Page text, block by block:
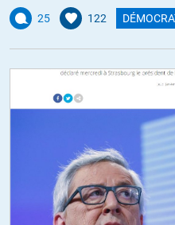
25 122